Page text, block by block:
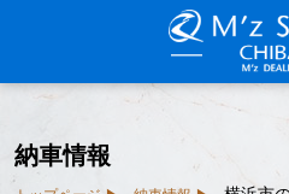
納車情報